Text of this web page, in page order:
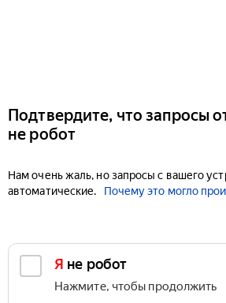
Подтвердите, что запросы
не робот
Нам очень жаль, но запросы с вашего
автоматические.
Почему это могло
Я не робот
Нажмите, чтобы продолжить